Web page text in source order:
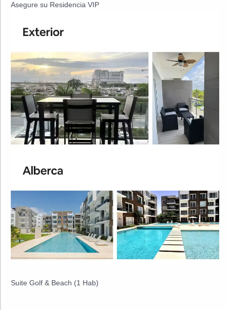
Asegure su Residencia VIP
Suite Golf & Beach (1 Hab)